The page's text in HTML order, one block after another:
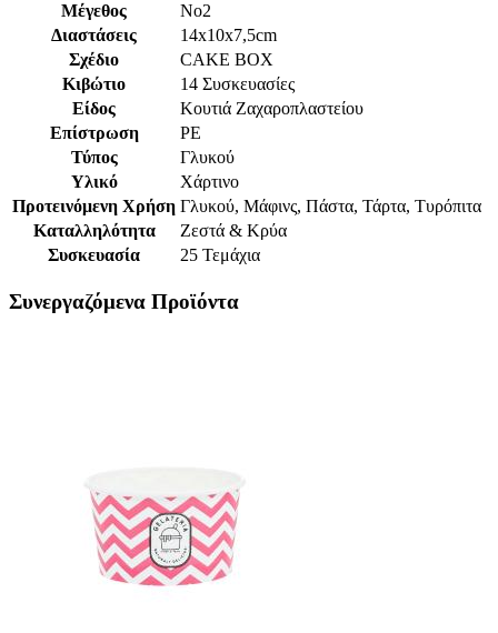
Μέγεθος
Νο2
Διαστάσεις
14x10x7,5cm
Σχέδιο
CAKE BOX
Κιβώτιο
14 Συσκευασίες
Είδος
Κουτιά Ζαχαροπλαστείου
Επίστρωση
PE
Τύπος
Γλυκού
Υλικό
Χάρτινο
Προτεινόμενη Χρήση Γλυκού, Μάφινς, Πάστα, Τάρτα, Τυρόπιτα
Καταλληλότητα
Ζεστά & Κρύα
Συσκευασία
25 Τεμάχια
Συνεργαζόμενα Προϊόντα